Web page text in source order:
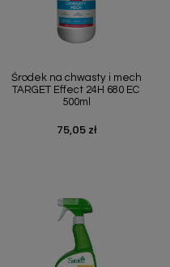
Środek na chwasty i mech
TARGET Effect 24H 680 EC
500ml
Cena
75,05 zł